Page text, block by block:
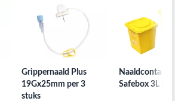
Grippernaald Plus
19Gx25mm per 3
stuks
Naaldcontainer
Safebox 3L per